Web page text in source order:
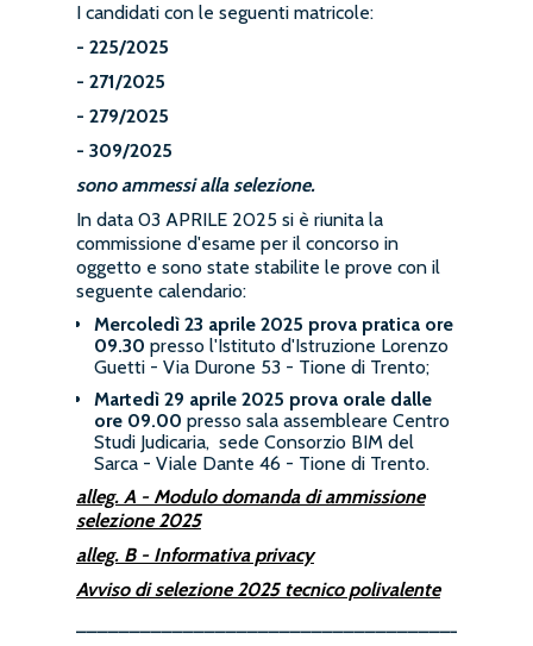
I candidati con le seguenti matricole:
- 225/2025
- 271/2025
- 279/2025
- 309/2025
sono ammessi alla selezione.
In data 03 APRILE 2025 si è riunita la
commissione d'esame per il concorso in
oggetto e sono state stabilite le prove con il
seguente calendario:
Mercoledì 23 aprile 2025 prova pratica ore
09.30 presso l'Istituto d'Istruzione Lorenzo
Guetti - Via Durone 53 - Tione di Trento;
Martedì 29 aprile 2025 prova orale dalle
ore 09.00 presso sala assembleare Centro
Studi Judicaria, sede Consorzio BIM del
Sarca - Viale Dante 46 - Tione di Trento.
alleg. A - Modulo domanda di ammissione
selezione 2025
alleg. B - Informativa privacy
Avviso di selezione 2025 tecnico polivalente